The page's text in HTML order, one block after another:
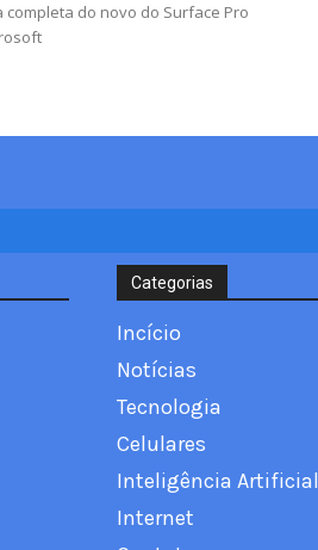
completa do novo do Surface Pro
Categorias
Incício
Notícias
Tecnologia
Celulares
Inteligência Artificial
Internet